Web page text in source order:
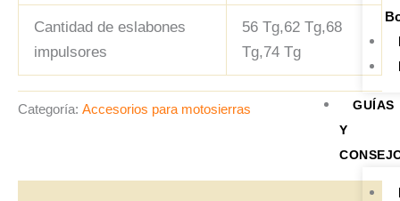
GUÍAS
Y
Cantidad de eslabones
impulsores
56 Tg,62 Tg,68
Tg,74 Tg
Categoría: Accesorios para motosierras